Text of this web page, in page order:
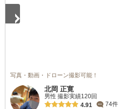
写真・動画・ドローン撮影可能！
北岡 正寛
男性 撮影実績120回
4.91
74件